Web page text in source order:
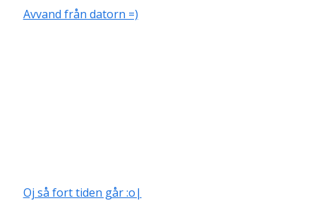
Avvand från datorn =)
Oj så fort tiden går :o|